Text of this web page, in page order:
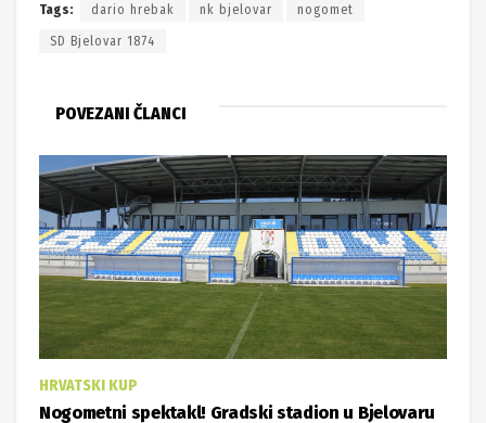
Tags: dario hrebak nk bjelovar nogomet
SD Bjelovar 1874
POVEZANI ČLANCI
HRVATSKI KUP
Nogometni spektakl! Gradski stadion u Bjelovaru